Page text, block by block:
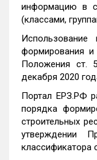
информацию в
(классами,
Использование
формирования
Положения ст.
декабря 2020
Портал ЕРЗ.РФ
порядка
строительных
утверждении
классификатора